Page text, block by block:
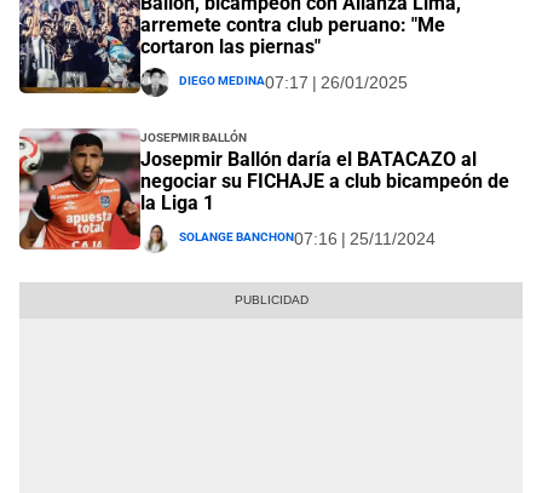
arremete contra club peruano: "Me
cortaron las piernas"
Diego Medina07:17 | 26/01/2025
Josepmir Ballón
Josepmir Ballón daría el BATACAZO al
negociar su FICHAJE a club bicampeón de
la Liga 1
Solange Banchon07:16 | 25/11/2024